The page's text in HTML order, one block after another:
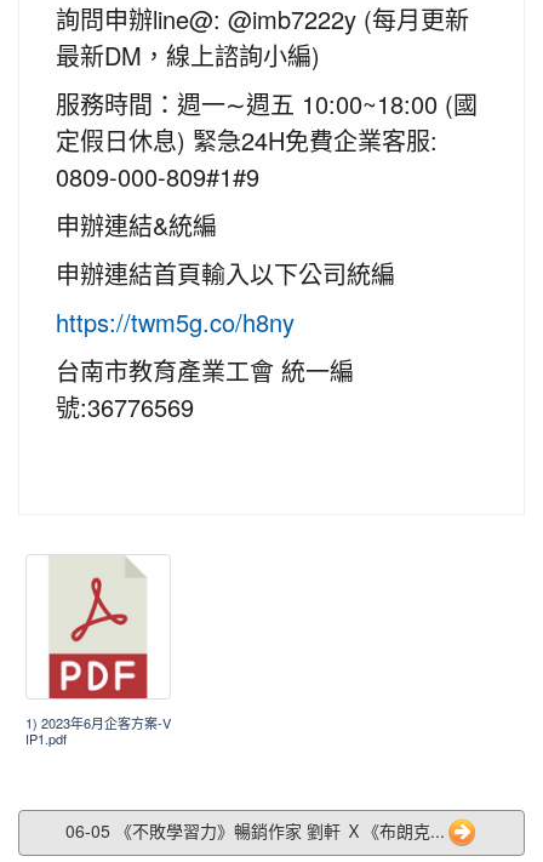
詢問申辦line@: @imb7222y (每月更新
最新DM，線上諮詢小編)
服務時間：週一∼週五 10:00~18:00 (國
定假日休息) 緊急24H免費企業客服:
0809-000-809#1#9
申辦連結&統編
申辦連結首頁輸入以下公司統編
https://twm5g.co/h8ny
台南市教育產業工會 統一編
號:36776569
1) 2023年6月企客方案-V
IP1.pdf
06-05 《不敗學習力》暢銷作家 劉軒 Ｘ《布朗克...